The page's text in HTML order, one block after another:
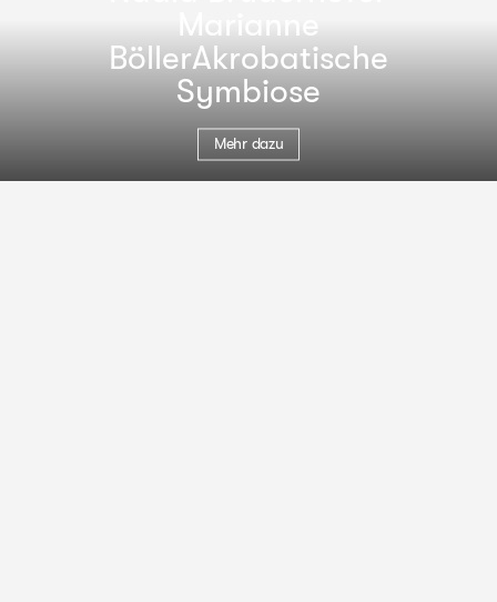
Marianne
BöllerAkrobatische
Symbiose
Mehr dazu